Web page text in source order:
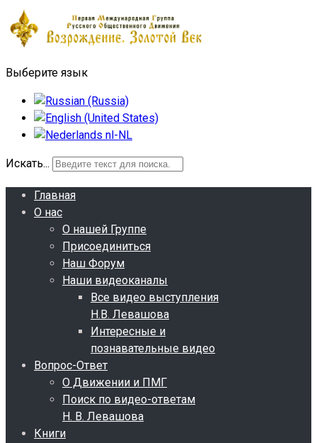
Выберите язык
Искать...
Главная
О нас
О нашей Группе
Присоединиться
Наш Форум
Наши видеоканалы
Все видео выступления
Н.В. Левашова
Интересные и
познавательные видео
Вопрос-Ответ
О Движении и ПМГ
Поиск по видео-ответам
Н. В. Левашова
Книги